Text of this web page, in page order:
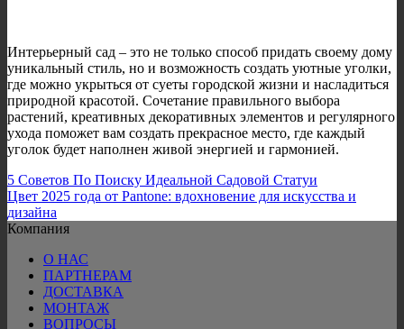
Интерьерный сад – это не только способ придать своему дому
уникальный стиль, но и возможность создать уютные уголки,
где можно укрыться от суеты городской жизни и насладиться
природной красотой. Сочетание правильного выбора
растений, креативных декоративных элементов и регулярного
ухода поможет вам создать прекрасное место, где каждый
уголок будет наполнен живой энергией и гармонией.
5 Советов По Поиску Идеальной Садовой Статуи
Цвет 2025 года от Pantone: вдохновение для искусства и
дизайна
Компания
О НАС
ПАРТНЕРАМ
ДОСТАВКА
МОНТАЖ
ВОПРОСЫ